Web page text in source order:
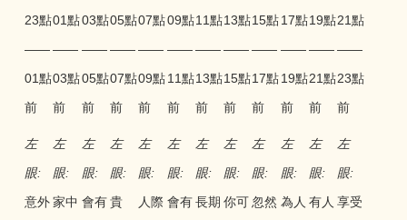
23點
——
01點
前
左
眼:
意外
01點
——
03點
前
左
眼:
家中
03點
——
05點
前
左
眼:
會有
05點
——
07點
前
左
眼:
貴
07點
——
09點
前
左
眼:
人際
09點
——
11點
前
左
眼:
會有
11點
——
13點
前
左
眼:
長期
13點
——
15點
前
左
眼:
你可
15點
——
17點
前
左
眼:
忽然
17點
——
19點
前
左
眼:
為人
19點
——
21點
前
左
眼:
有人
21點
——
23點
前
左
眼:
享受